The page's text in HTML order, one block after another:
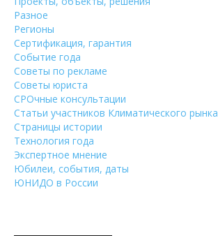
Разное
Регионы
Сертификация, гарантия
Событие года
Советы по рекламе
Советы юриста
СРОчные консультации
Статьи участников Климатического рынка
Страницы истории
Технология года
Экспертное мнение
Юбилеи, события, даты
ЮНИДО в России